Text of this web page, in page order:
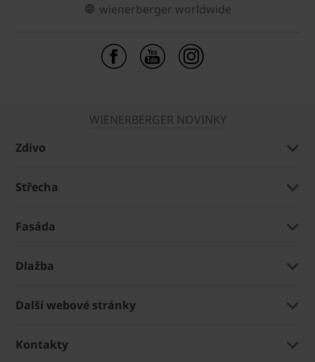
wienerberger worldwide
WIENERBERGER NOVINKY
Zdivo
Střecha
Fasáda
Dlažba
Další webové stránky
Kontakty